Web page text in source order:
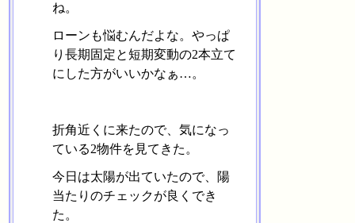
ね。
ローンも悩むんだよな。やっぱ
り長期固定と短期変動の2本立て
にした方がいいかなぁ…。
折角近くに来たので、気になっ
ている2物件を見てきた。
今日は太陽が出ていたので、陽
当たりのチェックが良くでき
た。